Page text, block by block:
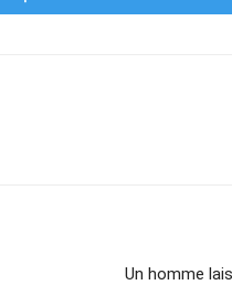
Un homme